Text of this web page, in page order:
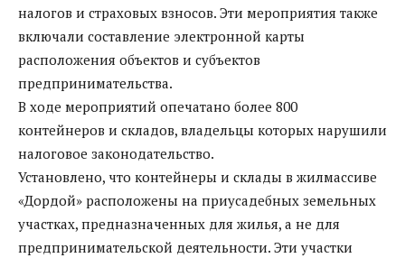
налогов и страховых взносов. Эти мероприятия также
включали составление электронной карты
расположения объектов и субъектов
предпринимательства.
В ходе мероприятий опечатано более 800
контейнеров и складов, владельцы которых нарушили
налоговое законодательство.
Установлено, что контейнеры и склады в жилмассиве
«Дордой» расположены на приусадебных земельных
участках, предназначенных для жилья, а не для
предпринимательской деятельности. Эти участки